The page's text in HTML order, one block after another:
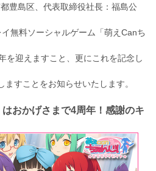
豊島区、代表取締役社長：福島公
無料ソーシャルゲーム「萌えCanち
を迎えますこと、更にこれを記念し
すことをお知らせいたします。
おかげさまで4周年！感謝のキ